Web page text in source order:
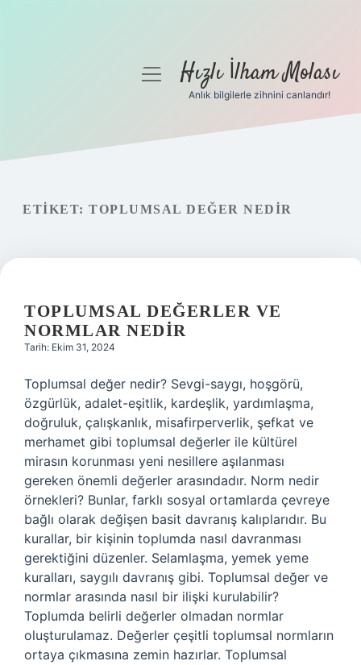
Gizlilik Politikası
menüyüHızlı İlham Molası
Anlık bilgilerle zihnini canlandır!
ETIKET: TOPLUMSAL DEĞER NEDIR
TOPLUMSAL DEĞERLER VE
NORMLAR NEDIR
Tarih: Ekim 31, 2024
Toplumsal değer nedir? Sevgi-saygı, hoşgörü,
özgürlük, adalet-eşitlik, kardeşlik, yardımlaşma,
doğruluk, çalışkanlık, misafirperverlik, şefkat ve
merhamet gibi toplumsal değerler ile kültürel
mirasın korunması yeni nesillere aşılanması
gereken önemli değerler arasındadır. Norm nedir
örnekleri? Bunlar, farklı sosyal ortamlarda çevreye
bağlı olarak değişen basit davranış kalıplarıdır. Bu
kurallar, bir kişinin toplumda nasıl davranması
gerektiğini düzenler. Selamlaşma, yemek yeme
kuralları, saygılı davranış gibi. Toplumsal değer ve
normlar arasında nasıl bir ilişki kurulabilir?
Toplumda belirli değerler olmadan normlar
oluşturulamaz. Değerler çeşitli toplumsal normların
ortaya çıkmasına zemin hazırlar. Toplumsal